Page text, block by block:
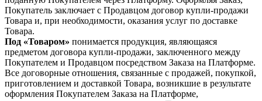
Покупатель заключает с Продавцом договор купли-продажи
Товара и, при необходимости, оказания услуг по доставке
Товара.
Под «Товаром» понимается продукция, являющаяся
предметом договора купли-продажи, заключенного между
Покупателем и Продавцом посредством Заказа на Платформе.
Все договорные отношения, связанные с продажей, покупкой,
приготовлением и доставкой Товара, возникшие в результате
оформления Покупателем Заказа на Платформе,